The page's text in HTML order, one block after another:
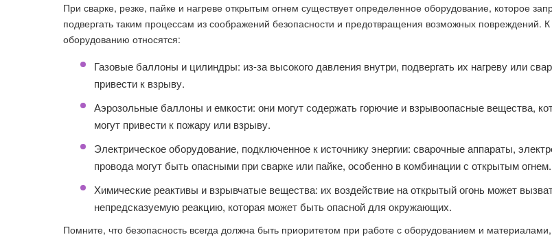
При сварке, резке, пайке и нагреве открытым огнем существует определенное оборудование, которое
подвергать таким процессам из соображений безопасности и предотвращения возможных повреждений. К
оборудованию относятся:
Газовые баллоны и цилиндры: из-за высокого давления внутри, подвергать их нагреву или
привести к взрыву.
Аэрозольные баллоны и емкости: они могут содержать горючие и взрывоопасные вещества,
могут привести к пожару или взрыву.
Электрическое оборудование, подключенное к источнику энергии: сварочные аппараты,
провода могут быть опасными при сварке или пайке, особенно в комбинации с открытым огнем.
Химические реактивы и взрывчатые вещества: их воздействие на открытый огонь может
непредсказуемую реакцию, которая может быть опасной для окружающих.
Помните, что безопасность всегда должна быть приоритетом при работе с оборудованием и материалами,